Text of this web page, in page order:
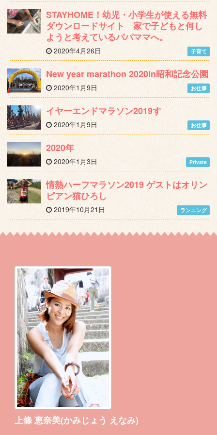
STAYHOME！幼児・小学生が使える無料
ダウンロードサイト 家で子どもと何し
ようと考えているパパママへ。
2020年4月26日 子育て
New year marathon 2020in昭和記念公園
2020年1月9日 お仕事
イヤーエンドマラソン2019す
2020年1月9日 お仕事
2020年
2020年1月3日 Private
情熱ハーフマラソン2019 ゲストはオリン
ピアン猫ひろし
2019年10月21日 ランニング
上條 恵奈美(かみじょう えなみ)